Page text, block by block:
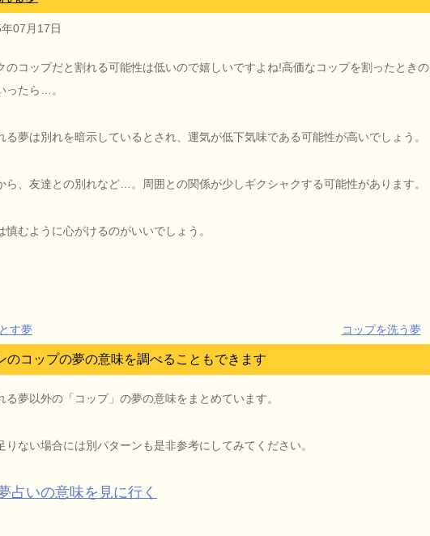
07月17日
のコップだと割れる可能性は低いので嬉しいですよね!高価なコップを割ったときの
ったら…。
る夢は別れを暗示しているとされ、運気が低下気味である可能性が高いでしょう。
ら、友達との別れなど…。周囲との関係が少しギクシャクする可能性があります。
慎むように心がけるのがいいでしょう。
コップを洗う夢
す夢
のコップの夢の意味を調べることもできます
る夢以外の「コップ」の夢の意味をまとめています。
りない場合には別パターンも是非参考にしてみてください。
占いの意味を見に行く